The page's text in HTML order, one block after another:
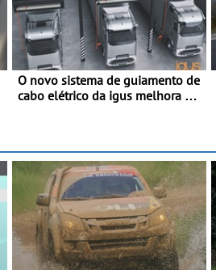
O novo sistema de guiamento de
cabo elétrico da igus melhora o
para os motoristas, menos
acidentes nas manobras e
máxima proteção contra furtos